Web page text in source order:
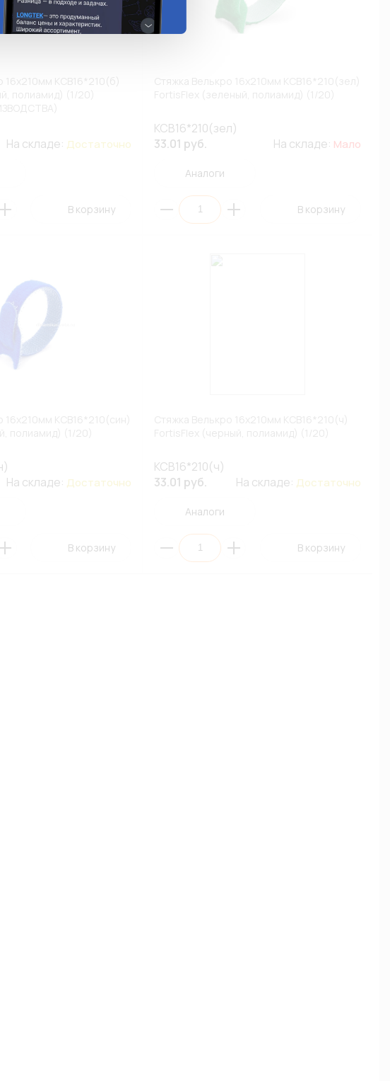
16х210мм КСВ16*210(б)
полиамид) (1/20)
На складе: Достаточно
В корзину
Стяжка Велькро 16х210мм КСВ16*210(зел)
КСВ16*210(зел)
33.01 руб.
На складе: Мало
Аналоги
В корзину
На складе: Достаточно
В корзину
КСВ16*210(ч)
33.01 руб.
На складе: Достаточно
Аналоги
В корзину